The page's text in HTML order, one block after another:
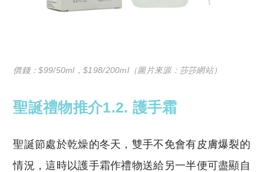
價錢：$99/50ml，$198/200ml（圖片來源：莎莎網站）
聖誕禮物推介1.2. 護手霜
聖誕節處於乾燥的冬天，雙手不免會有皮膚爆裂的
情況，這時以護手霜作禮物送給另一半便可盡顯自